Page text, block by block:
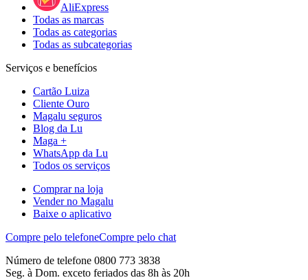
AliExpress
Todas as marcas
Todas as categorias
Todas as subcategorias
Serviços e benefícios
Cartão Luiza
Cliente Ouro
Magalu seguros
Blog da Lu
Maga +
WhatsApp da Lu
Todos os serviços
Comprar na loja
Vender no Magalu
Baixe o aplicativo
Compre pelo telefoneCompre pelo chat
Número de telefone 0800 773 3838
Seg. à Dom. exceto feriados das 8h às 20h